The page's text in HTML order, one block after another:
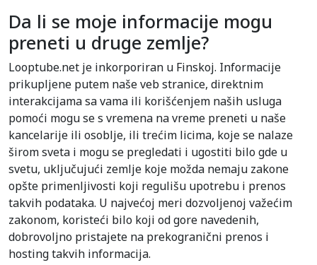
Da li se moje informacije mogu
preneti u druge zemlje?
Looptube.net je inkorporiran u Finskoj. Informacije
prikupljene putem naše veb stranice, direktnim
interakcijama sa vama ili korišćenjem naših usluga
pomoći mogu se s vremena na vreme preneti u naše
kancelarije ili osoblje, ili trećim licima, koje se nalaze
širom sveta i mogu se pregledati i ugostiti bilo gde u
svetu, uključujući zemlje koje možda nemaju zakone
opšte primenljivosti koji regulišu upotrebu i prenos
takvih podataka. U najvećoj meri dozvoljenoj važećim
zakonom, koristeći bilo koji od gore navedenih,
dobrovoljno pristajete na prekogranični prenos i
hosting takvih informacija.